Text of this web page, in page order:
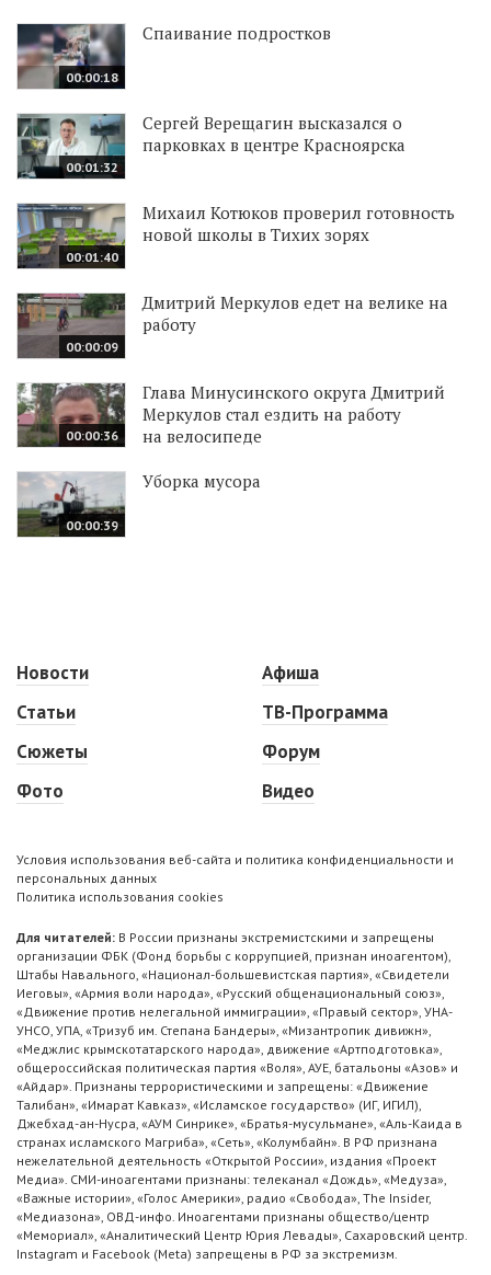
00:00:18
Спаивание подростков
00:01:32
Сергей Верещагин высказался о
парковках в центре Красноярска
00:01:40
Михаил Котюков проверил готовность
новой школы в Тихих зорях
00:00:09
Дмитрий Меркулов едет на велике на
работу
00:00:36
Глава Минусинского округа Дмитрий
Меркулов стал ездить на работу
на велосипеде
00:00:39
Уборка мусора
Новости
Статьи
Сюжеты
Фото
Афиша
ТВ-Программа
Форум
Видео
Условия использования веб-сайта и политика конфиденциальности и
персональных данных
Политика использования cookies
Для читателей: В России признаны экстремистскими и запрещены
организации ФБК (Фонд борьбы с коррупцией, признан иноагентом),
Штабы Навального, «Национал-большевистская партия», «Свидетели
Иеговы», «Армия воли народа», «Русский общенациональный союз»,
«Движение против нелегальной иммиграции», «Правый сектор», УНА-
УНСО, УПА, «Тризуб им. Степана Бандеры», «Мизантропик дивижн»,
«Меджлис крымскотатарского народа», движение «Артподготовка»,
общероссийская политическая партия «Воля», АУЕ, батальоны «Азов» и
«Айдар». Признаны террористическими и запрещены: «Движение
Талибан», «Имарат Кавказ», «Исламское государство» (ИГ, ИГИЛ),
Джебхад-ан-Нусра, «АУМ Синрике», «Братья-мусульмане», «Аль-Каида в
странах исламского Магриба», «Сеть», «Колумбайн». В РФ признана
нежелательной деятельность «Открытой России», издания «Проект
Медиа». СМИ-иноагентами признаны: телеканал «Дождь», «Медуза»,
«Важные истории», «Голос Америки», радио «Свобода», The Insider,
«Медиазона», ОВД-инфо. Иноагентами признаны общество/центр
«Мемориал», «Аналитический Центр Юрия Левады», Сахаровский центр.
Instagram и Facebook (Metа) запрещены в РФ за экстремизм.